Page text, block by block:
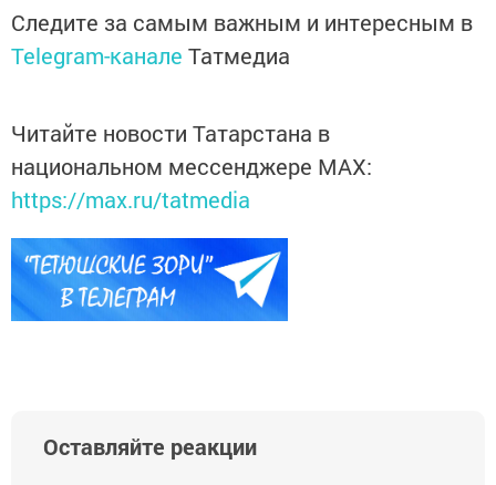
Следите за самым важным и интересным в
Telegram-канале Татмедиа
Читайте новости Татарстана в
национальном мессенджере MАХ:
https://max.ru/tatmedia
Оставляйте реакции